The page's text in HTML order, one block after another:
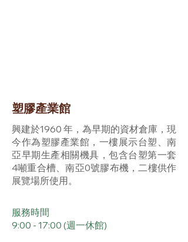
塑膠產業館
興建於1960 年，為早期的資材倉庫，現
今作為塑膠產業館，一樓展示台塑、南
亞早期生產相關機具，包含台塑第一套
4噸重合槽、南亞0號膠布機，二樓供作
展覽場所使用。
服務時間
9:00 - 17:00 (週一休館)